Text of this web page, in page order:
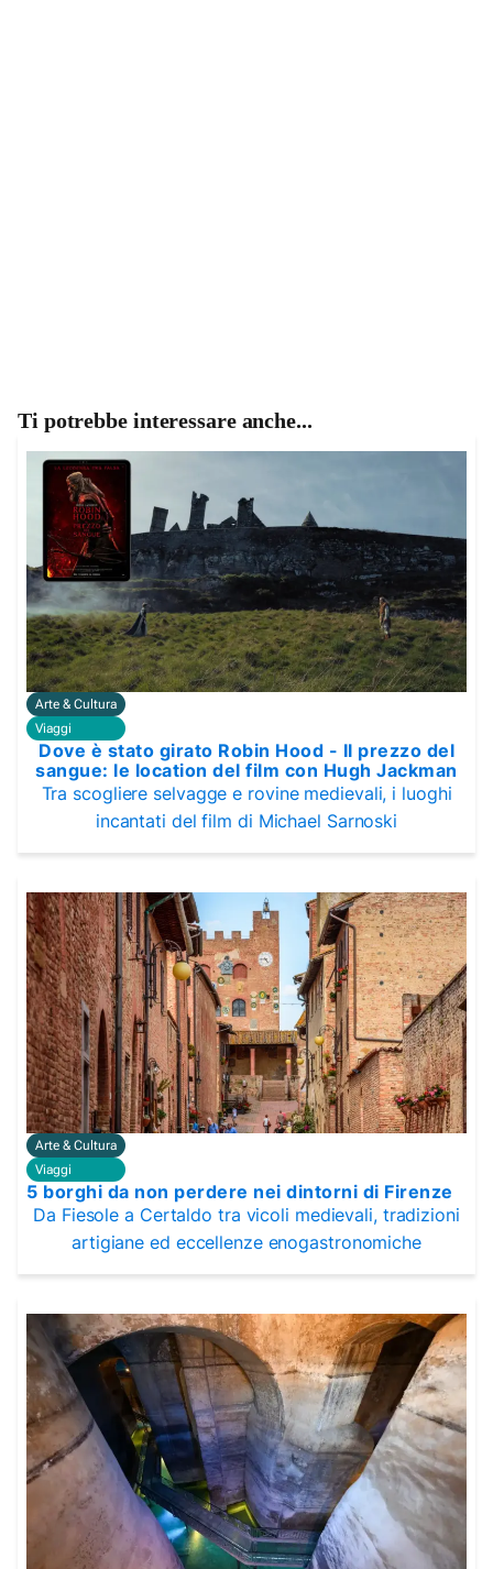
Ti potrebbe interessare anche...
Arte & Cultura
Viaggi
Dove è stato girato Robin Hood - Il prezzo del
sangue: le location del film con Hugh Jackman
Tra scogliere selvagge e rovine medievali, i luoghi
incantati del film di Michael Sarnoski
Arte & Cultura
Viaggi
5 borghi da non perdere nei dintorni di Firenze
Da Fiesole a Certaldo tra vicoli medievali, tradizioni
artigiane ed eccellenze enogastronomiche